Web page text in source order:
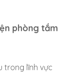
phòng tắm
trong lĩnh vực